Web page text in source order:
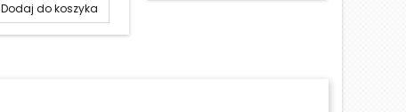
Dodaj do koszyka